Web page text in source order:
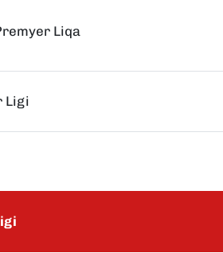
Liqa
Ligi